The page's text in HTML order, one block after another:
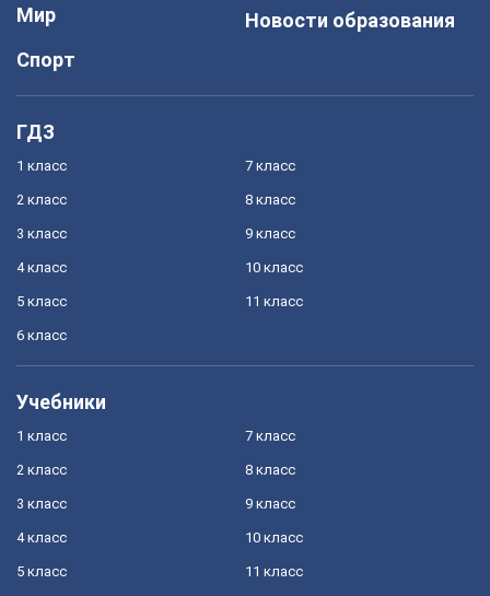
Мир
Спорт
Новости образования
ГДЗ
1 класс
2 класс
3 класс
4 класс
5 класс
6 класс
7 класс
8 класс
9 класс
10 класс
11 класс
Учебники
1 класс
2 класс
3 класс
4 класс
5 класс
7 класс
8 класс
9 класс
10 класс
11 класс